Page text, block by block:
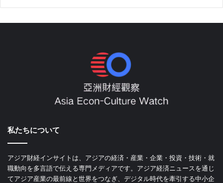
私たちについて
アジア財経インサイトは、アジアの経済・産業・企業・投資・技術・就
職動向を多言語で伝える専門メディアです。アジア経済ニュースを通じ
てアジア産業の最前線と世界をつなぎ、デジタル時代を牽引する中小企